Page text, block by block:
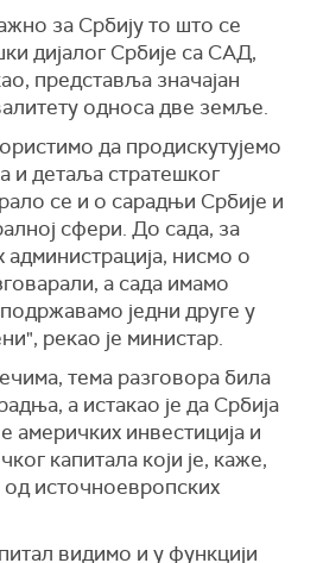
за Србију то што се
дијалог Србије са САД,
представља значајан
односа две земље.
да продискутујемо
и детаља стратешког
се и о сарадњи Србије и
сфери. До сада, за
нисмо о
а сада имамо
једни друге у
рекао је министар.
тема разговора била
а истакао је да Србија
америчких инвестиција и
капитала који је, каже,
источноевропских
видимо и у функцији